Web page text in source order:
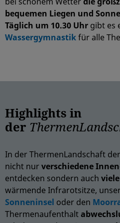
bequemen Liegen und
Täglich um 10.30 Uhr gibt es
Wassergymnastikfür alle
Highlights in
der
In der ThermenLandschaft
nicht nurverschiedene
entdecken sondern auch
wärmende Infrarotsitze,
Sonneninsel oder den
Thermenaufenthalt